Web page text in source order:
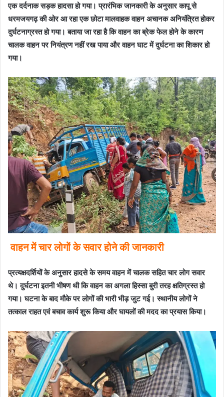
एक दर्दनाक सड़क हादसा हो गया। प्रारंभिक जानकारी के अनुसार कापू से
धरमजयगढ़ की ओर आ रहा एक छोटा मालवाहक वाहन अचानक अनियंत्रित होकर
दुर्घटनाग्रस्त हो गया। बताया जा रहा है कि वाहन का ब्रेक फेल होने के कारण
चालक वाहन पर नियंत्रण नहीं रख पाया और वाहन घाट में दुर्घटना का शिकार हो
गया।
वाहन में चार लोगों के सवार होने की जानकारी
प्रत्यक्षदर्शियों के अनुसार हादसे के समय वाहन में चालक सहित चार लोग सवार
थे। दुर्घटना इतनी भीषण थी कि वाहन का अगला हिस्सा बुरी तरह क्षतिग्रस्त हो
गया। घटना के बाद मौके पर लोगों की भारी भीड़ जुट गई। स्थानीय लोगों ने
तत्काल राहत एवं बचाव कार्य शुरू किया और घायलों की मदद का प्रयास किया।